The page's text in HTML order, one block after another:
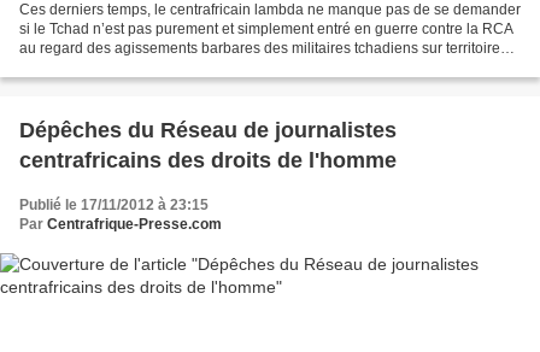
Ces derniers temps, le centrafricain lambda ne manque pas de se demander
si le Tchad n’est pas purement et simplement entré en guerre contre la RCA
au regard des agissements barbares des militaires tchadiens sur territoire
Dépêches du Réseau de journalistes
centrafricains des droits de l'homme
Publié le 17/11/2012 à 23:15
Par Centrafrique-Presse.com